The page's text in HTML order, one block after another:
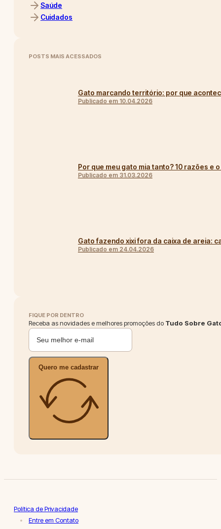
Saúde
Cuidados
POSTS MAIS ACESSADOS
Gato marcando território: por que
Publicado em 10.04.2026
Por que meu gato mia tanto? 10 razões e
Publicado em 31.03.2026
Gato fazendo xixi fora da caixa de areia:
Publicado em 24.04.2026
FIQUE POR DENTRO
Receba as novidades e melhores promoções do Tudo Sobre
Quero me cadastrar
Política de Privacidade
Entre em Contato